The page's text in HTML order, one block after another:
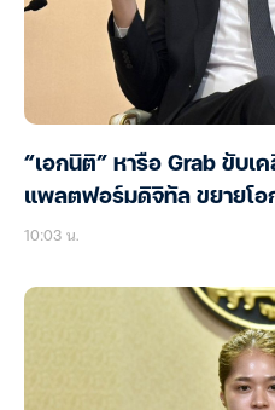
“เอกนิติ” หารือ Grab ขับเ
แพลตฟอร์มดิจิทัล ขยายโอ
10:03 น.